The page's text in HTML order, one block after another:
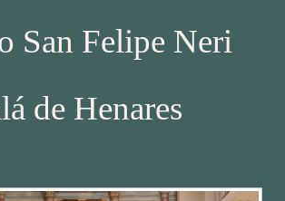
San Felipe Neri
de Henares